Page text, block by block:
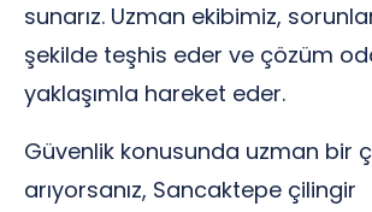
sunarız. Uzman ekibimiz,
şekilde teşhis eder ve çözüm
yaklaşımla hareket eder.
Güvenlik konusunda uzman bir
arıyorsanız, Sancaktepe çilingir